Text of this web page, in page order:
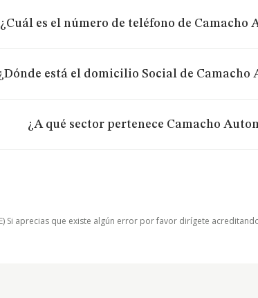
¿Cuál es el número de teléfono de Camacho
está el domicilio Social de Camacho
¿A qué sector pertenece Camacho
Si aprecias que existe algún error por favor dirígete